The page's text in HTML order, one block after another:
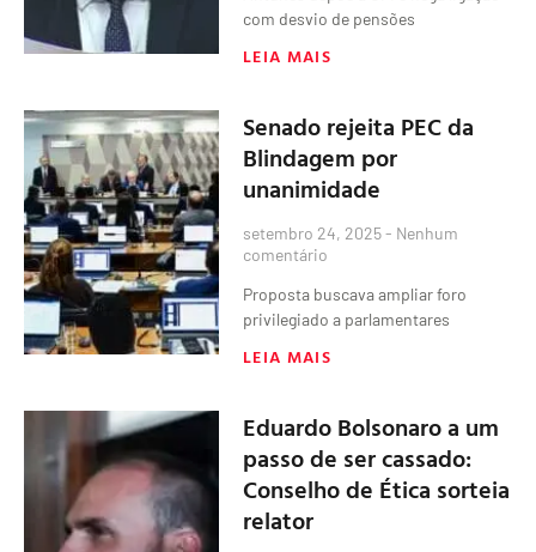
com desvio de pensões
LEIA MAIS
Senado rejeita PEC da
Blindagem por
unanimidade
setembro 24, 2025 Nenhum
comentário
Proposta buscava ampliar foro
privilegiado a parlamentares
LEIA MAIS
Eduardo Bolsonaro a um
passo de ser cassado:
Conselho de Ética sorteia
relator